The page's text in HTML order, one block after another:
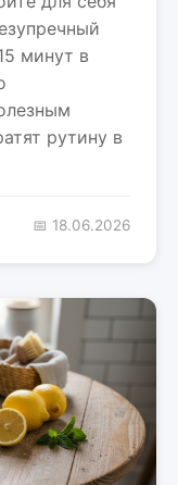
минут в
рутину в
📅 18.06.2026